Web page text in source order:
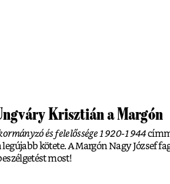
Krisztián a Margón
és felelőssége 1920-1944
kötete. A Margón Nagy József
most!